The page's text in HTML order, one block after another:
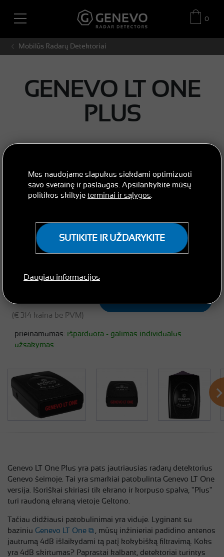
Mes naudojame slapukus siekdami optimizuoti
savo svetainę ir paslaugas. Apsilankykite mūsų
politikos skiltyje terminai ir sąlygos
SUTIKITE IR UŽDARYKITE
Daugiau informacijos
0
Mobilūs Radarų Detektoriai
GENEVO LT ONE
PLUS
(€ 314 kaina be PVM)
prieinamumas: išparduota - galimas individualus
užsakymas
Genevo LT One Plus yra pats jautriausias radarų detektorius
Genevo šeimoje. Tai yra smarkiai patobulinta Genevo LT One
versija. Išoriškai skiriasi tik ekrano ir korpuso spalva, "Plus"
turi raudoną ekraną vietoje Geltono.
Tačiau didžiausi patobulinimai yra viduje. Lyginant su
baziniu Genevo LT One
, mūsų inžinieriai padidino antenos
jautrumą 4dB išlaikydami tą patį kokybišką filtravimą. Koks
yra 4dB skirtumas? Paprastai kalbant, detektoriai turintys